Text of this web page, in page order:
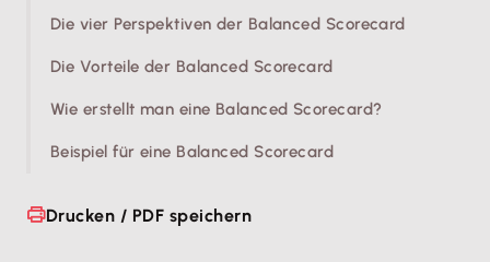
Die vier Perspektiven der Balanced Scorecard
Die Vorteile der Balanced Scorecard
Wie erstellt man eine Balanced Scorecard?
Beispiel für eine Balanced Scorecard
Drucken / PDF speichern